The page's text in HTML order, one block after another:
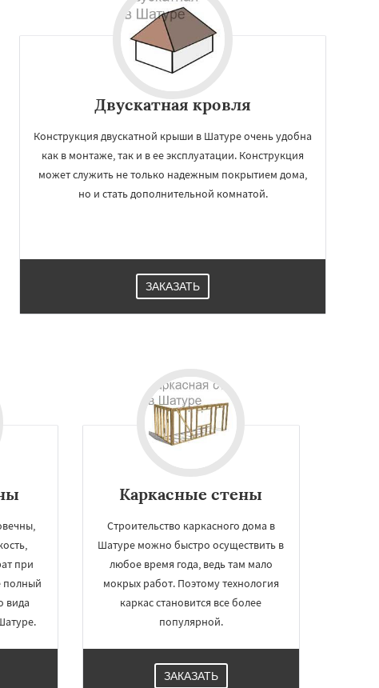
Двускатная кровля
Конструкция двускатной крыши в Шатуре очень удобна
как в монтаже, так и в ее эксплуатации. Конструкция
может служить не только надежным покрытием дома,
но и стать дополнительной комнатой.
ЗАКАЗАТЬ
при
полный
вида
Каркасные стены
Строительство каркасного дома в
Шатуре можно быстро осуществить в
любое время года, ведь там мало
мокрых работ. Поэтому технология
каркас становится все более
популярной.
ЗАКАЗАТЬ